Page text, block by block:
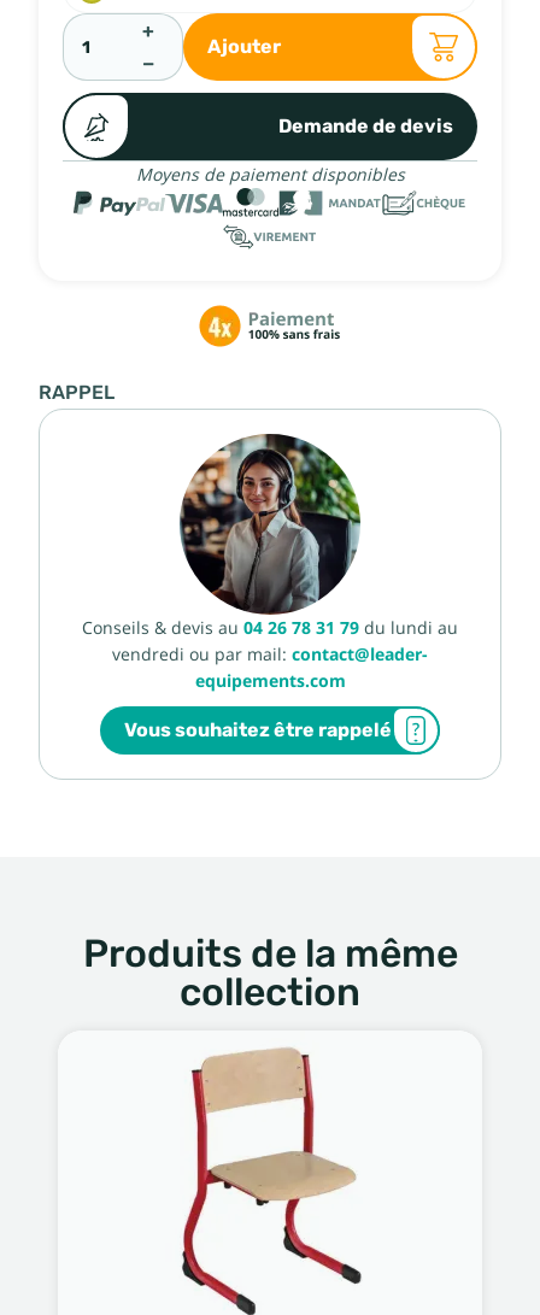
+
−
Ajouter
Demande de devis
Moyens de paiement disponibles
RAPPEL
Conseils & devis au 04 26 78 31 79 du lundi au
vendredi ou par mail: contact@leader-
equipements.com
Vous souhaitez être rappelé
Produits de la même
collection